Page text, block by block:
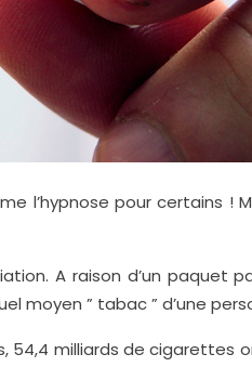
l’hypnose pour certains !
A raison d’un paquet
moyen ” tabac ” d’une
54,4 milliards de cigarettes